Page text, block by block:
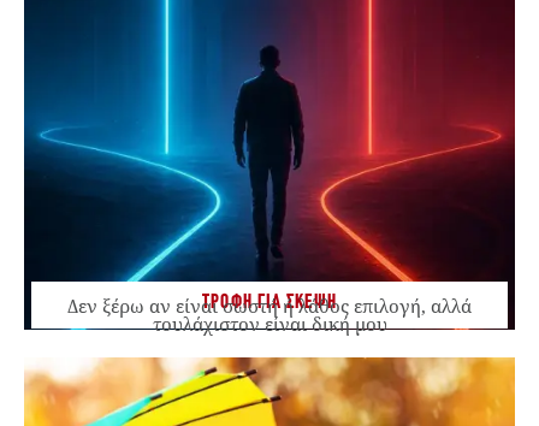
ΤΡΟΦΗ ΓΙΑ ΣΚΕΨΗ
Δεν ξέρω αν είναι σωστή ή λάθος επιλογή, αλλά
τουλάχιστον είναι δική μου